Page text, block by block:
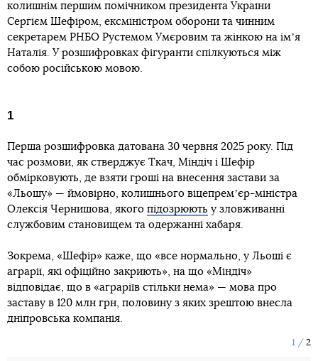
колишнім першим помічником президента України
Сергієм Шефіром, ексміністром оборони та чинним
секретарем РНБО Рустемом Умєровим та жінкою на імʼя
Наталія. У розшифровках фігуранти спілкуються між
собою російською мовою.
1
Перша розшифровка датована 30 червня 2025 року. Під
час розмови, як стверджує Ткач, Міндіч і Шефір
обмірковують, де взяти гроші на внесення застави за
«Льошу» — ймовірно, колишнього віцепремʼєр-міністра
Олексія Чернишова, якого підозрюють у зловживанні
службовим становищем та одержанні хабаря.
Зокрема, «Шефір» каже, що «все нормально, у Льоші є
аграрії, які офіційно закриють», на що «Міндіч»
відповідає, що в «аграріїв стільки нема» — мова про
заставу в 120 млн грн, половину з яких зрештою внесла
дніпровська компанія.
1 2